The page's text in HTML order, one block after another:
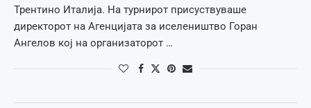
Трентино Италија. На турнирот присуствуваше
директорот на Агенцијата за иселеништво Горан
Ангелов кој на организаторот …